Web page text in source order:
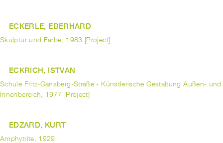
ECKERLE, EBERHARD
Skulptur und Farbe, 1983 [Project]
ECKRICH, ISTVAN
Schule Fritz-Gansberg-Straße - Künstlerische Gestaltung Außen- und
Innenbereich, 1977 [Project]
EDZARD, KURT
Amphytrite, 1929